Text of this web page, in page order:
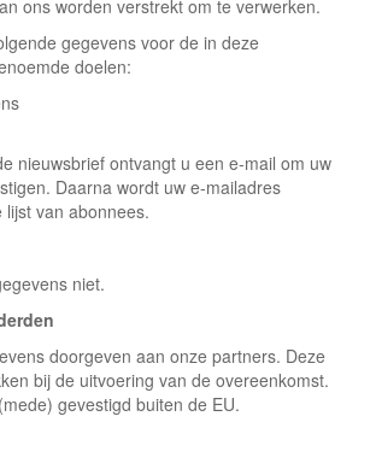
ons worden verstrekt om te verwerken.
gegevens voor de in deze
doelen:
nieuwsbrief ontvangt u een e-mail om uw
Daarna wordt uw e-mailadres
van abonnees.
niet.
doorgeven aan onze partners. Deze
bij de uitvoering van de overeenkomst.
gevestigd buiten de EU.